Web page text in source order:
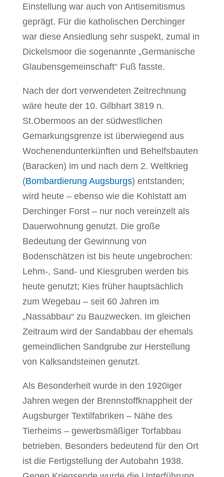
Einstellung war auch von Antisemitismus
geprägt. Für die katholischen Derchinger
war diese Ansiedlung sehr suspekt, zumal in
Dickelsmoor die sogenannte „Germanische
Glaubensgemeinschaft“ Fuß fasste.
Nach der dort verwendeten Zeitrechnung
wäre heute der 10. Gilbhart 3819 n.
St.Obermoos an der südwestlichen
Gemarkungsgrenze ist überwiegend aus
Wochenendunterkünften und Behelfsbauten
(Baracken) im und nach dem 2. Weltkrieg
(Bombardierung Augsburgs) entstanden;
wird heute – ebenso wie die Kohlstatt am
Derchinger Forst – nur noch vereinzelt als
Dauerwohnung genutzt. Die große
Bedeutung der Gewinnung von
Bodenschätzen ist bis heute ungebrochen:
Lehm-, Sand- und Kiesgruben werden bis
heute genutzt; Kies früher hauptsächlich
zum Wegebau – seit 60 Jahren im
„Nassabbau“ zu Bauzwecken. Im gleichen
Zeitraum wird der Sandabbau der ehemals
gemeindlichen Sandgrube zur Herstellung
von Kalksandsteinen genutzt.
Als Besonderheit wurde in den 1920iger
Jahren wegen der Brennstoffknappheit der
Augsburger Textilfabriken – Nähe des
Tierheims – gewerbsmäßiger Torfabbau
betrieben. Besonders bedeutend für den Ort
ist die Fertigstellung der Autobahn 1938.